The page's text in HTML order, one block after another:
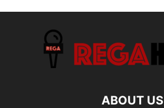
ABOUT US